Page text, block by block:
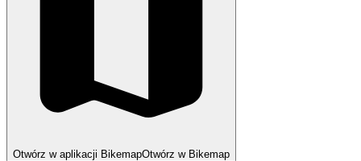
Otwórz w aplikacji BikemapOtwórz w Bikemap